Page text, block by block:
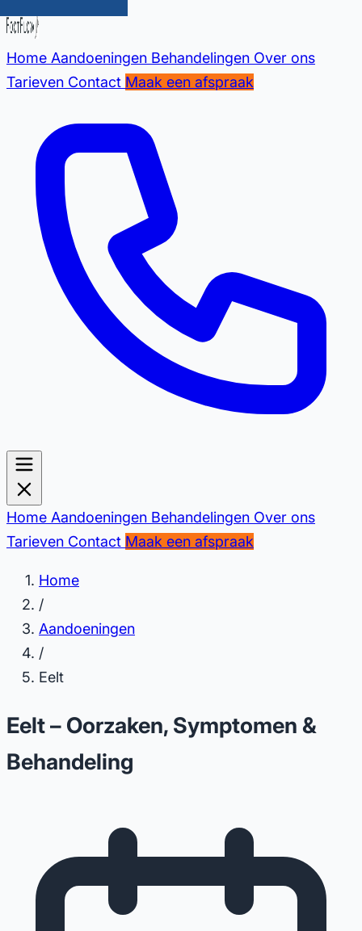
Home Aandoeningen Behandelingen Over ons
Tarieven Contact Maak een afspraak
Home Aandoeningen Behandelingen Over ons
Tarieven Contact Maak een afspraak
Home
/
Aandoeningen
/
Eelt
Eelt – Oorzaken, Symptomen &
Behandeling